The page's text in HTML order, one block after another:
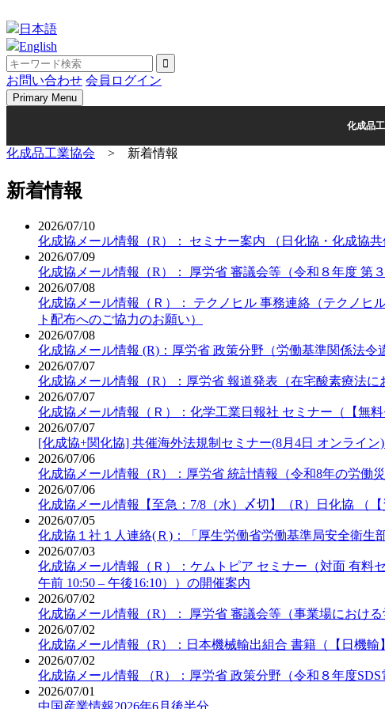
to
content
日本語
English
お問い合わせ 会員ログイン
Primary Menu
化成品
化成品工業協会 > 新着情報
新着情報
2026/07/10
化成協メール情報（R）： セミナー案内 （日化協・化成協
2026/07/09
化成協メール情報（R）： 厚労省 審議会等（令和８年度 第
2026/07/08
化成協メール情報（Ｒ）： テクノヒル 事務連絡（テクノヒ
ト配布へのご協力のお願い）
2026/07/08
化成協メール情報 (R)：厚労省 政策分野（労働基準関係法令
2026/07/07
化成協メール情報（R）：厚労省 報道発表（在宅酸素療法に
2026/07/07
化成協メール情報（Ｒ）：化学工業日報社 セミナー（【無
2026/07/07
[化成協+関化協] 共催海外法規制セミナー(8月4日 オンライ
2026/07/06
化成協メール情報（R）：厚労省 統計情報（令和8年の労働
2026/07/06
化成協メール情報【至急：7/8（水）〆切】（R）日化協 （
2026/07/05
化成協１社１人連絡(Ｒ)：「厚生労働省労働基準局安全衛
2026/07/03
化成協メール情報（Ｒ）：ケムトピア セミナー（対面 有料
午前 10:50 – 午後16:10））の開催案内
2026/07/02
化成協メール情報（R）： 厚労省 審議会等（事業場におけ
2026/07/02
化成協メール情報（R）：日本機械輸出組合 書籍（【日機輸
2026/07/02
化成協メール情報 （R）：厚労省 政策分野（令和８年度
2026/07/01
中国産業情報2026年6月後半分